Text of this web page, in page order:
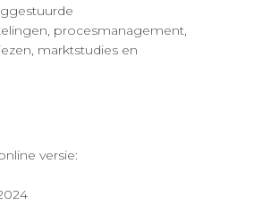
procesmanagement,
marktstudies en
versie: